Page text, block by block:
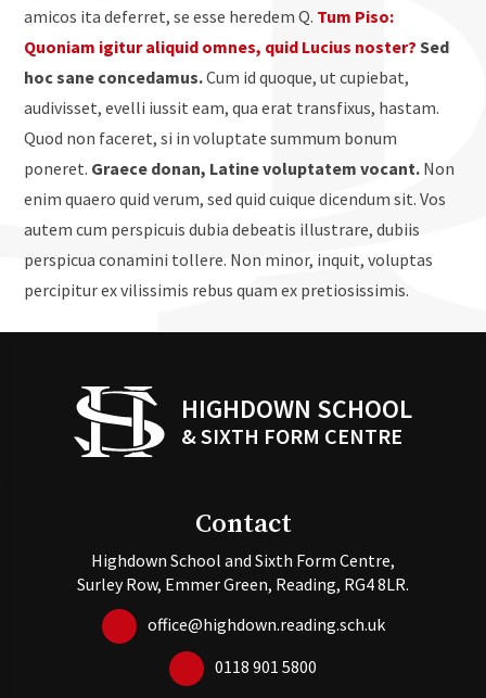
amicos ita deferret, se esse heredem Q. Tum Piso:
Quoniam igitur aliquid omnes, quid Lucius noster? Sed
hoc sane concedamus.Cum id quoque, ut cupiebat,
audivisset, evelli iussit eam, qua erat transfixus, hastam.
Quod non faceret, si in voluptate summum bonum
poneret. Graece donan, Latine voluptatem vocant. Non
enim quaero quid verum, sed quid cuique dicendum sit. Vos
autem cum perspicuis dubia debeatis illustrare, dubiis
perspicua conamini tollere. Non minor, inquit, voluptas
percipitur ex vilissimis rebus quam ex pretiosissimis.
HIGHDOWN SCHOOL
& SIXTH FORM CENTRE
Contact
Highdown School and Sixth Form Centre,
Surley Row, Emmer Green, Reading, RG4 8LR.
office@highdown.reading.sch.uk
0118 901 5800